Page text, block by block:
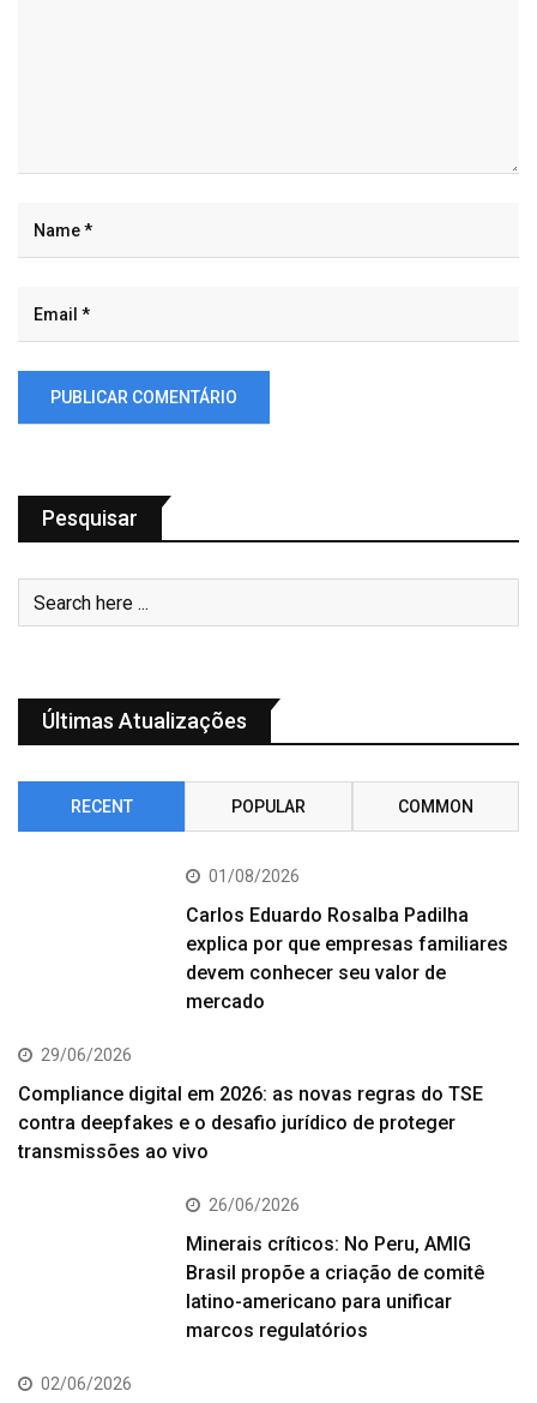
Pesquisar
Últimas Atualizações
RECENT POPULAR COMMON
01/08/2026
Carlos Eduardo Rosalba Padilha
explica por que empresas familiares
devem conhecer seu valor de
mercado
29/06/2026
Compliance digital em 2026: as novas regras do TSE
contra deepfakes e o desafio jurídico de proteger
transmissões ao vivo
26/06/2026
Minerais críticos: No Peru, AMIG
Brasil propõe a criação de comitê
latino-americano para unificar
marcos regulatórios
02/06/2026